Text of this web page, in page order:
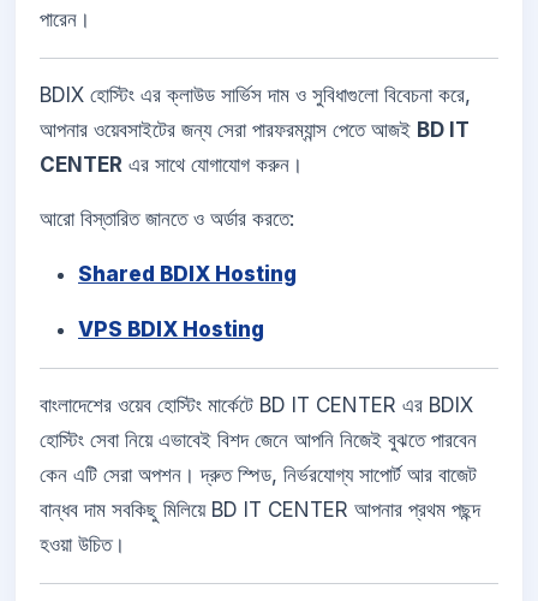
পারেন।
BDIX হোস্টিং এর ক্লাউড সার্ভিস দাম ও সুবিধাগুলো বিবেচনা করে,
আপনার ওয়েবসাইটের জন্য সেরা পারফরম্যান্স পেতে আজই BD IT
CENTER এর সাথে যোগাযোগ করুন।
আরো বিস্তারিত জানতে ও অর্ডার করতে:
Shared BDIX Hosting
VPS BDIX Hosting
বাংলাদেশের ওয়েব হোস্টিং মার্কেটে BD IT CENTER এর BDIX
হোস্টিং সেবা নিয়ে এভাবেই বিশদ জেনে আপনি নিজেই বুঝতে পারবেন
কেন এটি সেরা অপশন। দ্রুত স্পিড, নির্ভরযোগ্য সাপোর্ট আর বাজেট
বান্ধব দাম সবকিছু মিলিয়ে BD IT CENTER আপনার প্রথম পছন্দ
হওয়া উচিত।